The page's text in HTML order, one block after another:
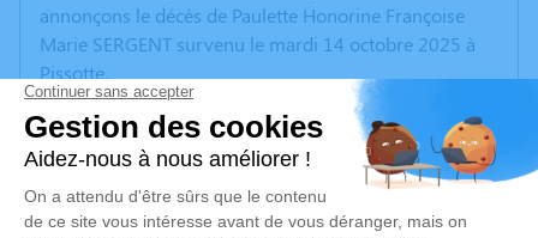
annonçons le décès de Paulette Honorine Françoise
Marie SERGENT survenu le mardi 14 octobre 2025 à
Pissotte.
Nous vous invitons à utiliser cet espace pour laisser
vos condoléances, partager des photos souvenirs, une
anecdote ou exprimer vos pensées à travers des
poèmes ou des textes. Cet endroit est un lieu